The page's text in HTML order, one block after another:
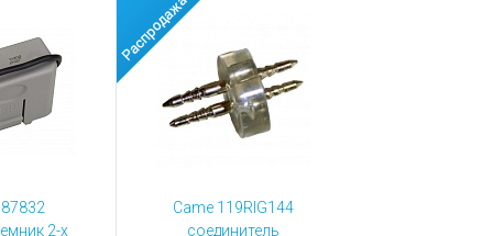
2-х
Came 119RIG144
соединитель